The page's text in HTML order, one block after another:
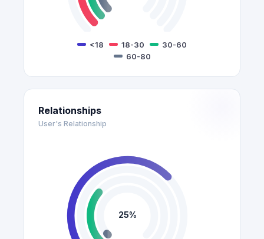
<18 18-30
30-60
60-80
Relationships
User's Relationship
25%